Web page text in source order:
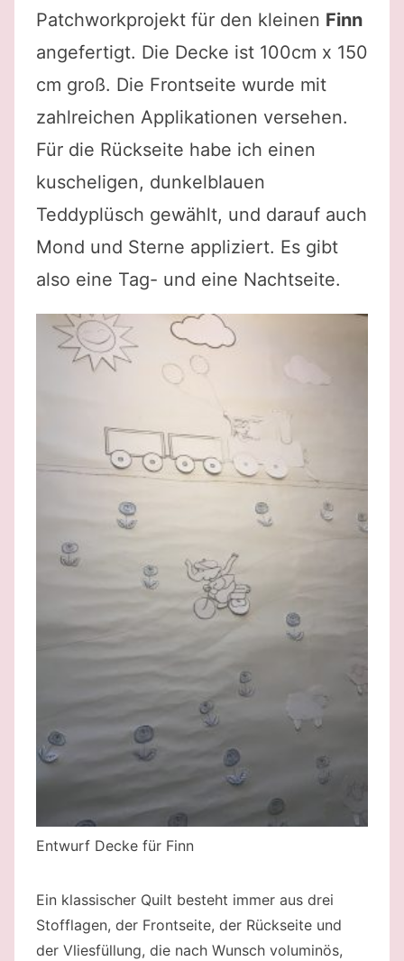
Patchworkprojekt für den kleinen Finn
angefertigt. Die Decke ist 100cm x 150
cm groß. Die Frontseite wurde mit
zahlreichen Applikationen versehen.
Für die Rückseite habe ich einen
kuscheligen, dunkelblauen
Teddyplüsch gewählt, und darauf auch
Mond und Sterne appliziert. Es gibt
also eine Tag- und eine Nachtseite.
Entwurf Decke für Finn
Ein klassischer Quilt besteht immer aus drei
Stofflagen, der Frontseite, der Rückseite und
der Vliesfüllung, die nach Wunsch voluminös,